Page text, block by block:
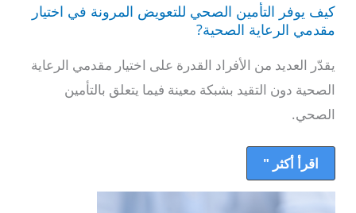
كيف يوفر التأمين الصحي للتعويض المرونة في اختيار
مقدمي الرعاية الصحية?
يقدّر العديد من الأفراد القدرة على اختيار مقدمي الرعاية
الصحية دون التقيد بشبكة معينة فيما يتعلق بالتأمين
الصحي.
التأمين
الصحي
للتعويض
المرونة
في
مقدمي
الرعاية
الصحية?
اقرأ أكثر "